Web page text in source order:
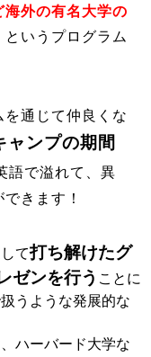
外の有名大学の
というプログラム
通じて仲良くな
ャンプの期間
語で溢れて、異
きます！
て打ち解けたグ
ゼンを行う ことに
うような発展的な
ハーバード大学な